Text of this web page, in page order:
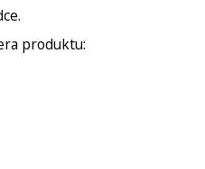
produktu: